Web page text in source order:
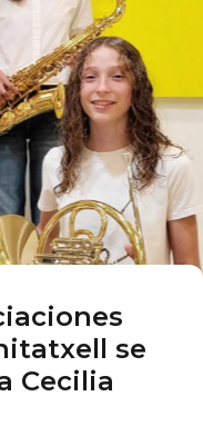
se
Cecilia